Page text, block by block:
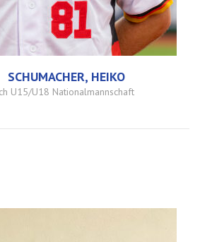
SCHUMACHER, HEIKO
U15/U18 Nationalmannschaft